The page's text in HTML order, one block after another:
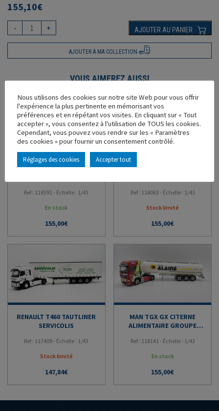
155,10€
- + AJOUTER AU PANIER
AJOUTER À MA COLLECTION
VOUS AIMEREZ AUSSI
SCANIA S500 V8 SEMI
Ref : 118391 - Échelle : 1/43
En stock
155,00€
RENAULT T 2021 OLEO 100
Ref : 118063 - Échelle : 1/43
Stock limité
155,00€
RENAULT T460 TAUTLINER
SERVICOLIS
Ref : 117409 - Échelle : 1/43
Stock limité
147,84€
MAN TGX GX CITERNE
ALIMENTAIRE GROUPE
Ref : 118141 - Échelle : 1/43
En stock
155,00€
Nous utilisons des cookies sur notre site Web pour vous offrir
l'expérience la plus pertinente en mémorisant vos
préférences et en répétant vos visites. En cliquant sur « Tout
accepter », vous consentez à l'utilisation de TOUS les cookies.
Cependant, vous pouvez vous rendre sur les « Paramètres
des cookies » pour fournir un consentement contrôlé.
Réglages des cookies Accepter tout